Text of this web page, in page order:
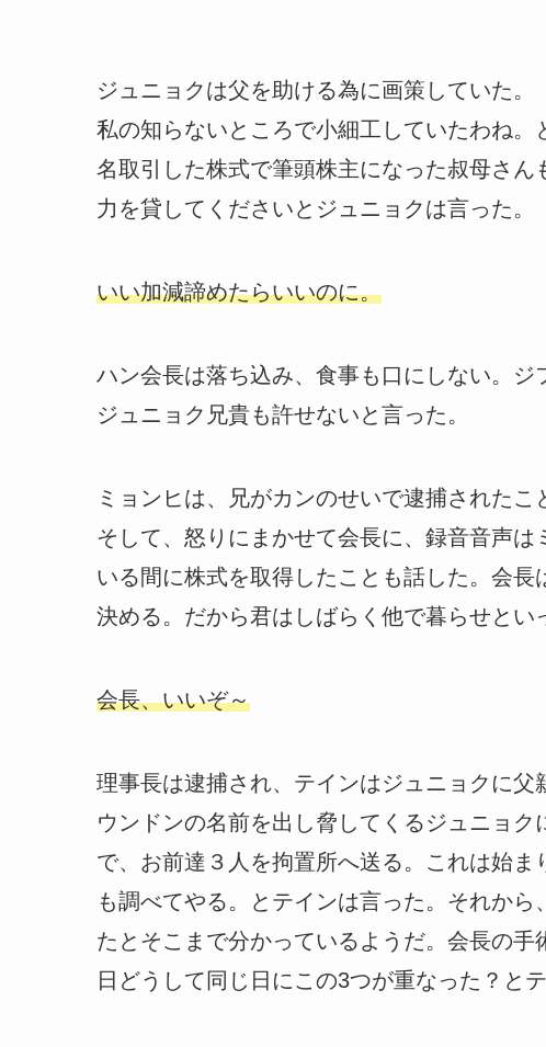
ジュニョクは父を助ける為に画策していた。
私の知らないところで小細工していたわね
名取引した株式で筆頭株主になった叔母さ
力を貸してくださいとジュニョクは言った。
いい加減諦めたらいいのに。
ハン会長は落ち込み、食事も口にしない。
ジュニョク兄貴も許せないと言った。
ミョンヒは、兄がカンのせいで逮捕された
そして、怒りにまかせて会長に、録音音声
いる間に株式を取得したことも話した。会
決める。だから君はしばらく他で暮らせとい
会長、いいぞ～
理事長は逮捕され、テインはジュニョクに父
ウンドンの名前を出し脅してくるジュニョ
で、お前達３人を拘置所へ送る。これは始
も調べてやる。とテインは言った。それか
たとそこまで分かっているようだ。会長の
日どうして同じ日にこの3つが重なった？と